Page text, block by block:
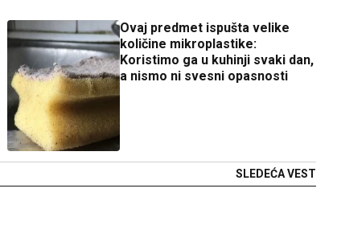
Ovaj predmet ispušta velike
količine mikroplastike:
Koristimo ga u kuhinji svaki dan,
a nismo ni svesni opasnosti
SLEDEĆA VEST